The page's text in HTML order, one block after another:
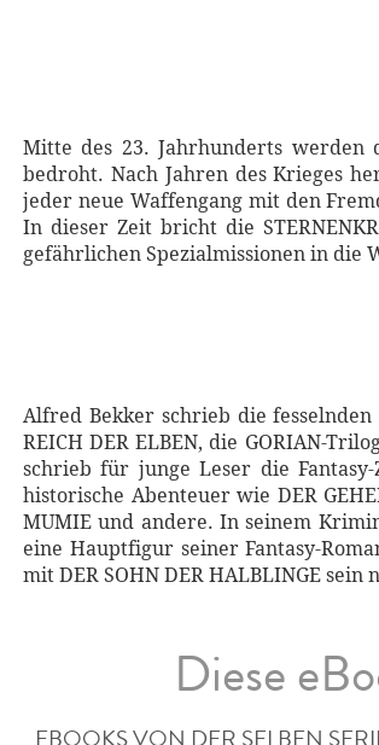
Mitte des 23. Jahrhunderts werden
bedroht. Nach Jahren des Krieges
jeder neue Waffengang mit den
In dieser Zeit bricht die
gefährlichen Spezialmissionen in die
Alfred Bekker schrieb die fesselnden
REICH DER ELBEN, die GORIAN-
schrieb für junge Leser die Fantasy-
historische Abenteuer wie DER
MUMIE und andere. In seinem
eine Hauptfigur seiner Fantasy-
mit DER SOHN DER HALBLINGE
Diese
EBOOKS VON DER SELBEN